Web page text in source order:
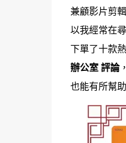
兼顧影片剪
以我經常在
下單了十款
辦公室 評論
也能有所幫助